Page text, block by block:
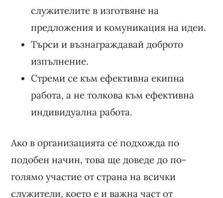
служителите в изготвяне на
предложения и комуникация на идеи.
Търси и възнаграждавай доброто
изпълнение.
Стреми се към ефективна екипна
работа, а не толкова към ефективна
индивидуална работа.
Ако в организацията се подхожда по
подобен начин, това ще доведе до по-
голямо участие от страна на всички
служители, което е и важна част от